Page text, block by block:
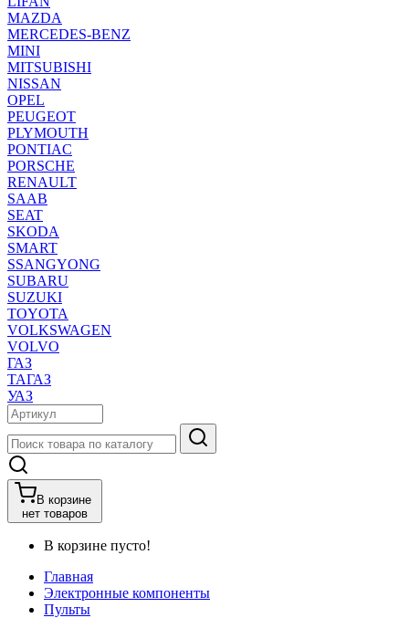
MAZDA
MERCEDES-BENZ
MINI
MITSUBISHI
NISSAN
OPEL
PEUGEOT
PLYMOUTH
PONTIAC
PORSCHE
RENAULT
SAAB
SEAT
SKODA
SMART
SSANGYONG
SUBARU
SUZUKI
TOYOTA
VOLKSWAGEN
VOLVO
ГАЗ
ТАГАЗ
УАЗ
В корзине
нет товаров
В корзине пусто!
Главная
Электронные компоненты
Пульты